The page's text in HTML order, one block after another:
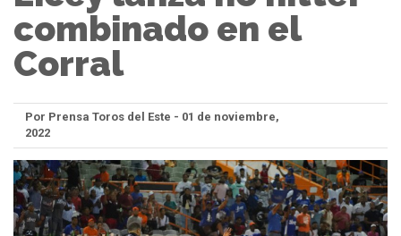
combinado en el
Corral
Por Prensa Toros del Este - 01 de noviembre,
2022